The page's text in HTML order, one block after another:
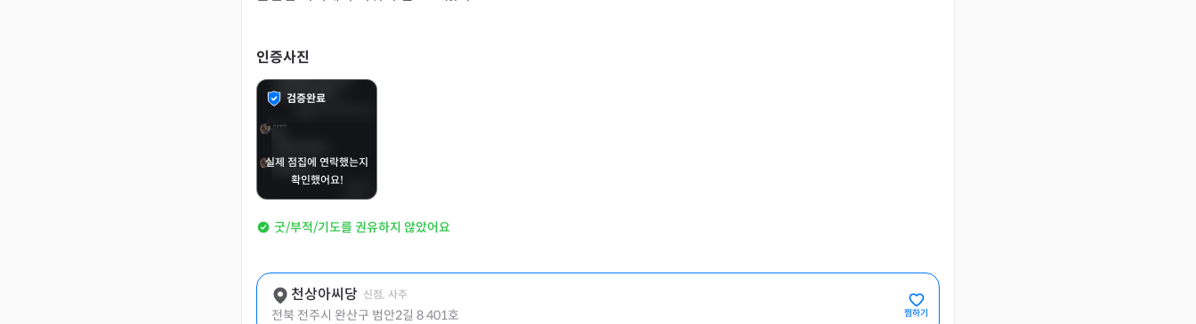
인증사진
검증완료
실제 점집에 연락했는지
확인했어요!
굿/부적/기도를 권유하지 않았어요
천상아씨당 신점, 사주
전북 전주시 완산구 범안2길 8 401호 찜하기